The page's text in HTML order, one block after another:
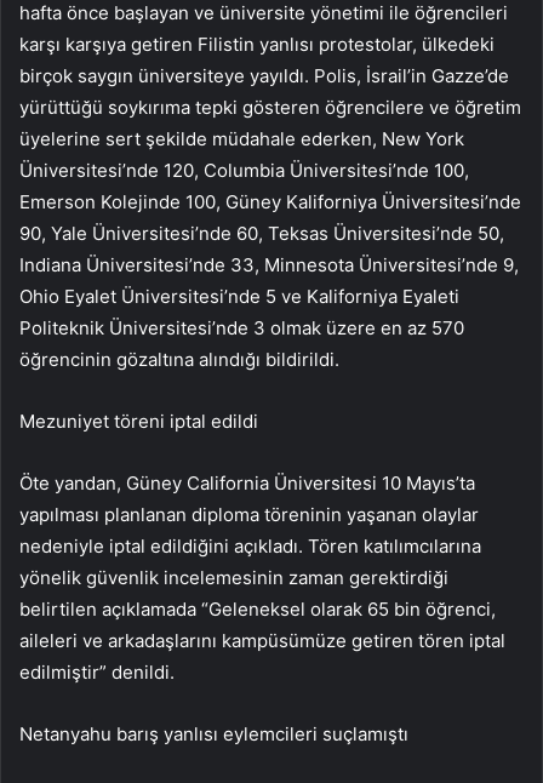
hafta önce başlayan ve üniversite yönetimi ile öğrencileri
karşı karşıya getiren Filistin yanlısı protestolar, ülkedeki
birçok saygın üniversiteye yayıldı. Polis, İsrail’in Gazze’de
yürüttüğü soykırıma tepki gösteren öğrencilere ve öğretim
üyelerine sert şekilde müdahale ederken, New York
Üniversitesi’nde 120, Columbia Üniversitesi’nde 100,
Emerson Kolejinde 100, Güney Kaliforniya Üniversitesi’nde
90, Yale Üniversitesi’nde 60, Teksas Üniversitesi’nde 50,
Indiana Üniversitesi’nde 33, Minnesota Üniversitesi’nde 9,
Ohio Eyalet Üniversitesi’nde 5 ve Kaliforniya Eyaleti
Politeknik Üniversitesi’nde 3 olmak üzere en az 570
öğrencinin gözaltına alındığı bildirildi.
Mezuniyet töreni iptal edildi
Öte yandan, Güney California Üniversitesi 10 Mayıs’ta
yapılması planlanan diploma töreninin yaşanan olaylar
nedeniyle iptal edildiğini açıkladı. Tören katılımcılarına
yönelik güvenlik incelemesinin zaman gerektirdiği
belirtilen açıklamada “Geleneksel olarak 65 bin öğrenci,
aileleri ve arkadaşlarını kampüsümüze getiren tören iptal
edilmiştir” denildi.
Netanyahu barış yanlısı eylemcileri suçlamıştı